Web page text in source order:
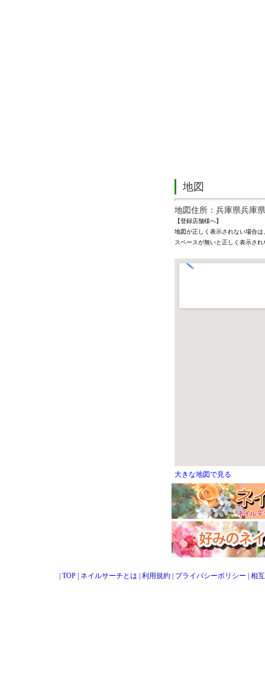
地図
地図住所：兵庫県兵庫
【登録店舗様へ】
地図が正しく表示されない場合
スペースが無いと正しく表示さ
大きな地図で見る
TOP ネイルサーチとは 利用規約 プライバシーポリシー 相